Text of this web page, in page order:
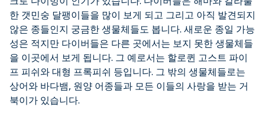
한 갯민숭 달팽이들을 많이 보게 되고 그리고 아직 발견되지
않은 종들인지 궁금한 생물체들도 봅니다. 새로운 종일 가능
성은 적지만 다이버들은 다른 곳에서는 보지 못한 생물체들
을 이곳에서 보게 됩니다. 그 예로서는 할로퀸 고스트 파이
프 피쉬와 대형 프록피쉬 등입니다. 그 밖의 생물체들로는
상어와 바다뱀, 원양 어종들과 모든 이들의 사랑을 받는 거
북이가 있습니다.